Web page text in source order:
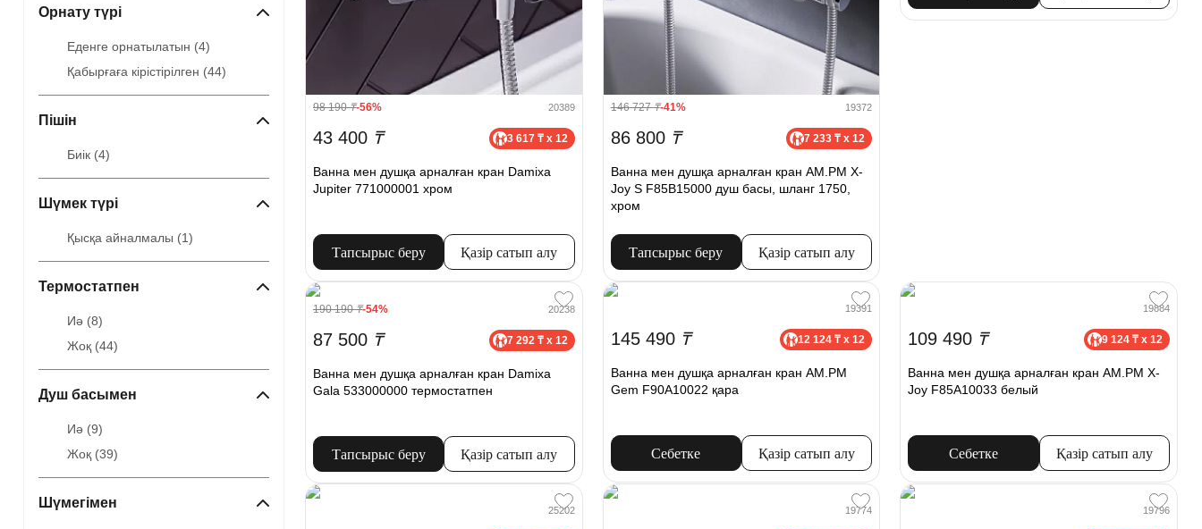
Орнату түрі
Еденге орнатылатын (4)
Қабырғаға кірістірілген (44)
Пішін
Биік (4)
Шүмек түрі
Қысқа айналмалы (1)
Термостатпен
Иә (8)
Жоқ (44)
Душ басымен
Иә (9)
Жоқ (39)
Шүмегімен
98 190₸-56% 20389
43 400 ₸ 3 617 ₸ x 12
Ванна мен душқа арналған кран Damixa
Jupiter 771000001 хром
Тапсырыс беру Қазір сатып алу
146 727₸-41% 19372
86 800 ₸ 7 233 ₸ x 12
Ванна мен душқа арналған кран AM.PM X-
Joy S F85B15000 душ басы, шланг 1750,
хром
Тапсырыс беру Қазір сатып алу
190 190₸-54% 20238
87 500 ₸ 7 292 ₸ x 12
Ванна мен душқа арналған кран Damixa
Gala 533000000 термостатпен
Тапсырыс беру Қазір сатып алу
19391
145 490 ₸ 12 124 ₸ x 12
Ванна мен душқа арналған кран AM.PM
Gem F90A10022 қара
Себетке Қазір сатып алу
19884
109 490 ₸ 9 124 ₸ x 12
Ванна мен душқа арналған кран AM.PM X-
Joy F85A10033 белый
Себетке Қазір сатып алу
25202 19774 19796